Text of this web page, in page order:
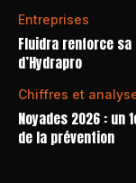
Entreprises
Fluidra renforce
d’Hydrapro
Chiffres et
Noyades 2026 : un
de la prévention